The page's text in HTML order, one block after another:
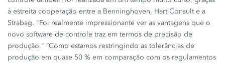
à estreita cooperação entre a Benninghoven, Hart Consulte a
Strabag. "Foi realmente impressionante ver as vantagens que o
novo software de controle traz em termos de precisão de
produção." “Como estamos restringindo as tolerâncias de
produção em quase 50 % em comparação com os regulamentos